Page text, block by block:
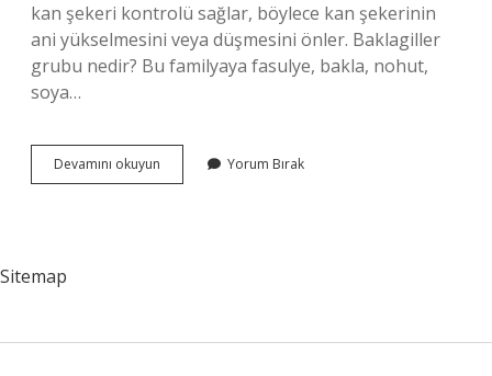
kan şekeri kontrolü sağlar, böylece kan şekerinin
ani yükselmesini veya düşmesini önler. Baklagiller
grubu nedir? Bu familyaya fasulye, bakla, nohut,
soya…
Devamını okuyun
Hangi
Yorum Bırak
Sitemap